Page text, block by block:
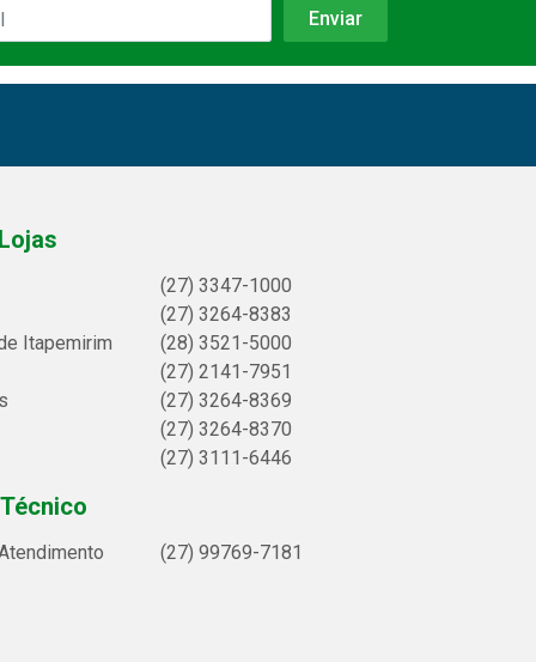
(27) 3347-1000
(27) 3264-8383
Itapemirim
(28) 3521-5000
(27) 2141-7951
(27) 3264-8369
(27) 3264-8370
(27) 3111-6446
(27) 99769-7181